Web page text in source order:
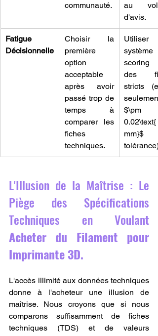
communauté.
au
d'avis.
Fatigue
Décisionnelle
Choisir la
première
option
acceptable
après avoir
passé trop de
temps à
comparer les
fiches
techniques.
Utiliser
scoring
des
stricts
seulement
$\pm
0.02\text{
mm}$
tolérance).
L'Illusion de la Maîtrise : Le
Piège des Spécifications
Acheter du Filament pour
Imprimante 3D.
L'accès illimité aux données techniques
donne à l'acheteur une illusion de
maîtrise. Nous croyons que si nous
comparons suffisamment de fiches
techniques (TDS) et de valeurs